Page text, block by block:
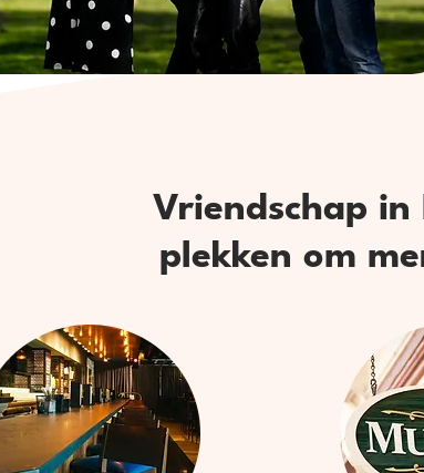
Vriendschap in
plekken om